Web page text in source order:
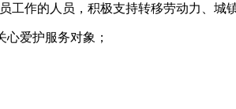
工作的人员，积极支持转移劳动力、城
爱护服务对象；